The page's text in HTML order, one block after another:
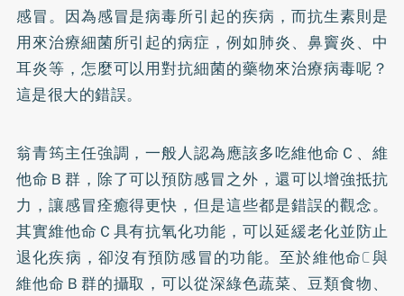
感冒。因為感冒是病毒所引起的疾病，而抗生素則是
用來治療細菌所引起的病症，例如肺炎、 鼻竇炎、中
耳炎等，怎麼可以用對抗細菌的藥物來治療病毒呢？
這是很大的錯誤。
翁青筠主任強調，一般人認為應該多吃維他命Ｃ、維
他命Ｂ群，除了可以預防感冒之外，還可以增強抵抗
力，讓感冒痊癒得更快，但是這些都是錯誤的觀念。
其實維他命Ｃ具有抗氧化功能，可以延緩老化並防止
退化疾病，卻沒有預防感冒的功能。至於維他命C與
維他命Ｂ群的攝取，可以從深綠色蔬菜、豆類食物、